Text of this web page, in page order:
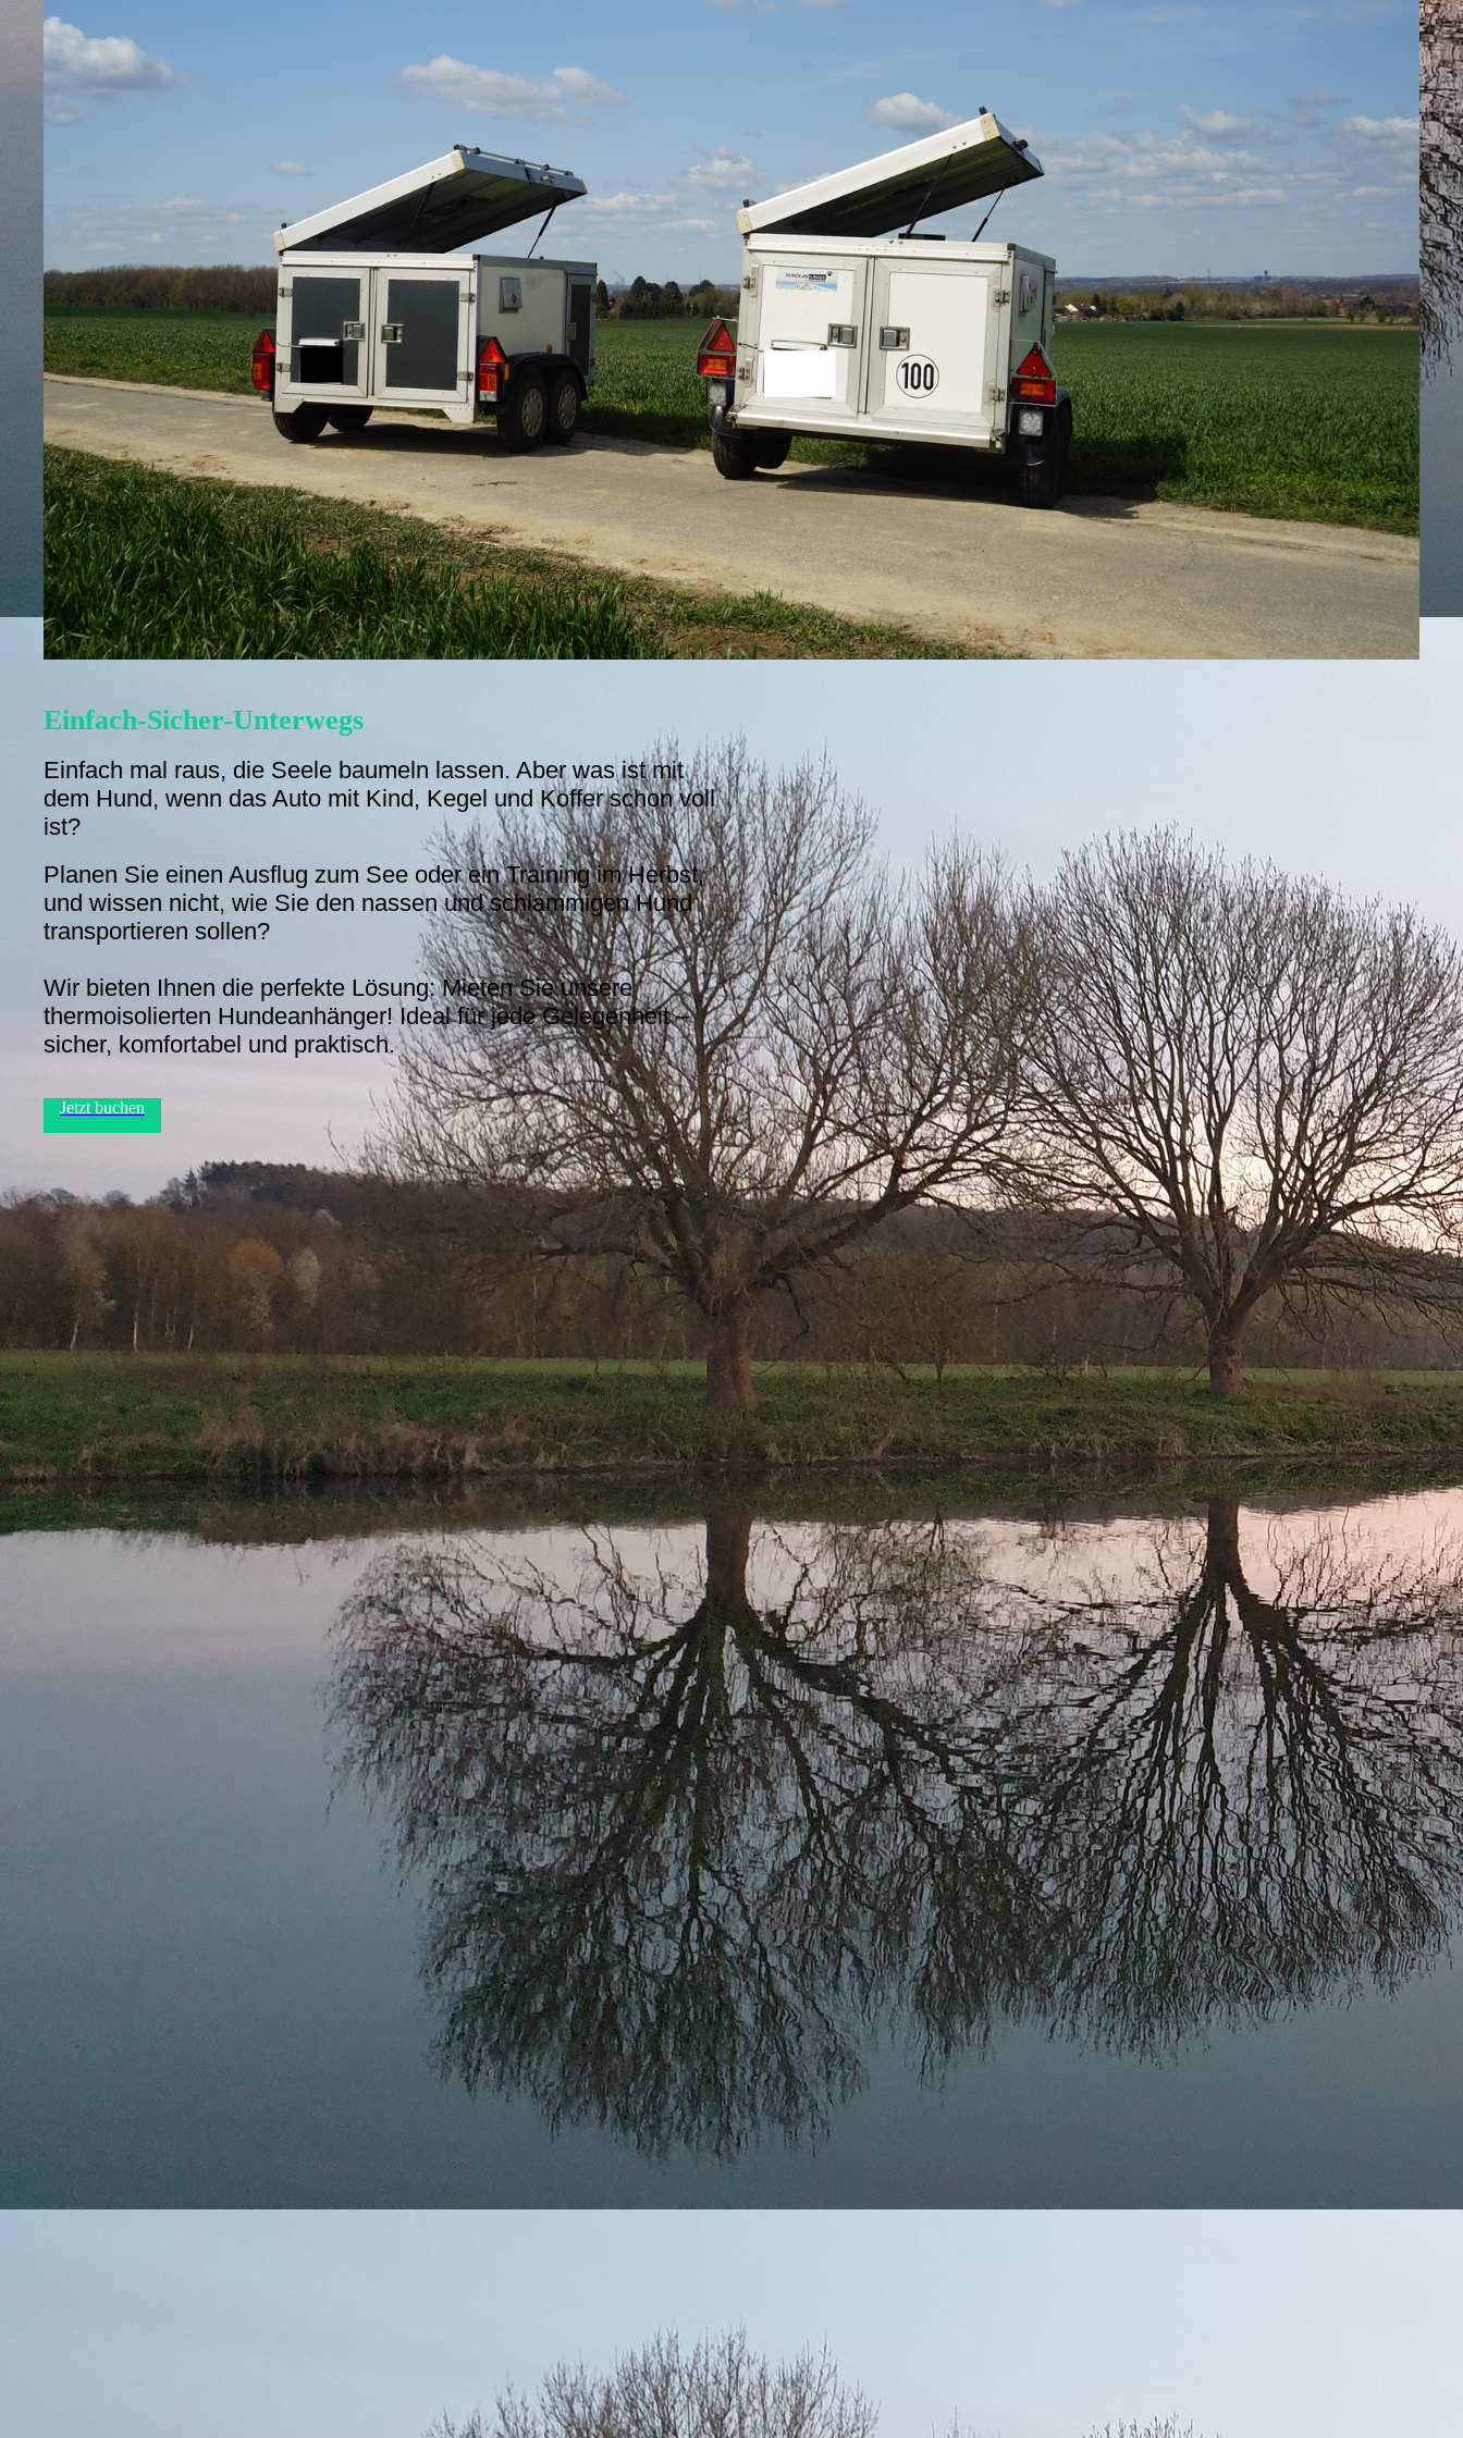
Einfach-Sicher-Unterwegs
Einfach mal raus, die Seele baumeln lassen. Aber was ist mit
dem Hund, wenn das Auto mit Kind, Kegel und Koffer schon voll
ist?
Planen Sie einen Ausflug zum See oder ein Training im Herbst,
und wissen nicht, wie Sie den nassen und schlammigen Hund
transportieren sollen?
Wir bieten Ihnen die perfekte Lösung: Mieten Sie unsere
thermoisolierten Hundeanhänger! Ideal für jede Gelegenheit –
sicher, komfortabel und praktisch.
Jetzt buchen